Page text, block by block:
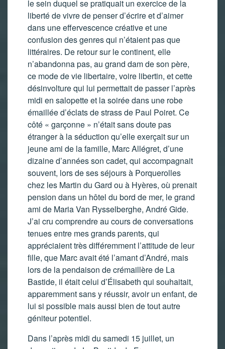
le sein duquel se pratiquait un exercice de la
liberté de vivre de penser d’écrire et d’aimer
dans une effervescence créative et une
confusion des genres qui n’étaient pas que
littéraires. De retour sur le continent, elle
n’abandonna pas, au grand dam de son père,
ce mode de vie libertaire, voire libertin, et cette
désinvolture qui lui permettait de passer l’après
midi en salopette et la soirée dans une robe
émaillée d’éclats de strass de Paul Poiret. Ce
côté « garçonne » n’était sans doute pas
étranger à la séduction qu’elle exerçait sur un
jeune ami de la famille, Marc Allégret, d’une
dizaine d’années son cadet, qui accompagnait
souvent, lors de ses séjours à Porquerolles
chez les Martin du Gard ou à Hyères, où prenait
pension dans un hôtel du bord de mer, le grand
ami de Maria Van Rysselberghe, André Gide.
J’ai cru comprendre au cours de conversations
tenues entre mes grands parents, qui
appréciaient très différemment l’attitude de leur
fille, que Marc avait été l’amant d’André, mais
lors de la pendaison de crémaillère de La
Bastide, il était celui d’Élisabeth qui souhaitait,
apparemment sans y réussir, avoir un enfant, de
lui si possible mais aussi bien de tout autre
géniteur potentiel.
Dans l’après midi du samedi 15 juillet, un